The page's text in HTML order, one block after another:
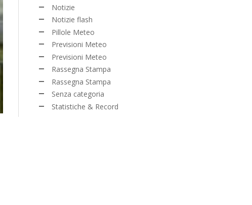
Notizie
Notizie flash
Pillole Meteo
Previsioni Meteo
Previsioni Meteo
Rassegna Stampa
Rassegna Stampa
Senza categoria
Statistiche & Record